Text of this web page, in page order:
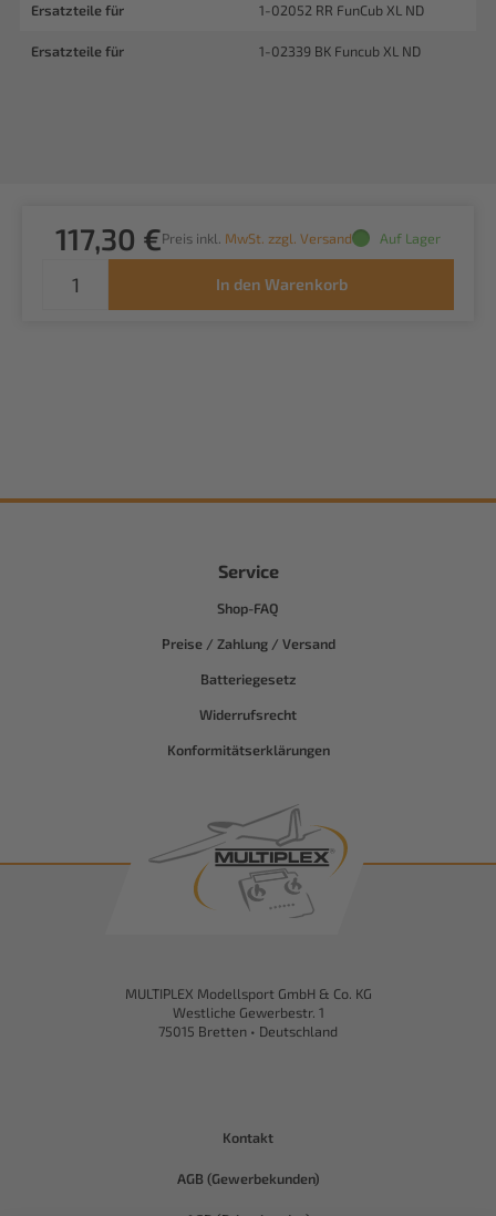
Ersatzteile für 1-02052 RR FunCub XL ND
Ersatzteile für 1-02339 BK Funcub XL ND
117,30 €Preis inkl. MwSt. zzgl. Versand Auf Lager
In den Warenkorb
Service
Shop-FAQ
Preise / Zahlung / Versand
Batteriegesetz
Widerrufsrecht
Konformitätserklärungen
MULTIPLEX Modellsport GmbH & Co. KG
Westliche Gewerbestr. 1
75015 Bretten • Deutschland
Kontakt
AGB (Gewerbekunden)